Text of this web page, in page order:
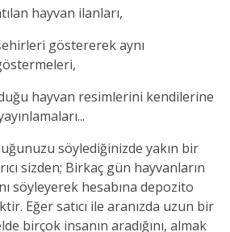
hayvan ilanları,
göstererek aynı
hayvan resimlerini kendilerine
söylediğinizde yakın bir
sizden; Birkaç gün hayvanların
söyleyerek hesabına depozito
Eğer satıcı ile aranızda uzun bir
birçok insanın aradığını, almak